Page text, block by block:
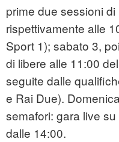
prime due sessioni
rispettivamente alle
Sport 1); sabato 3,
di libere alle 11:00
seguite dalle
e Rai Due).
semafori: gara live
dalle 14:00.